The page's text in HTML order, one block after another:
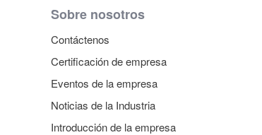
Sobre nosotros
Contáctenos
Certificación de empresa
Eventos de la empresa
Noticias de la Industria
Introducción de la empresa